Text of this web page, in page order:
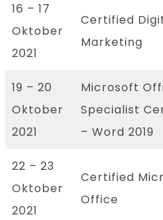
16 – 17
Oktober
2021
Certified
Marketing
19 – 20
Oktober
2021
Microsoft
Specialist
– Word 2019
22 – 23
Oktober
2021
Certified
Office